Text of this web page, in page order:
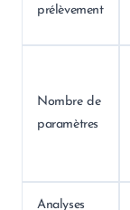
prélèvement
Nombre de
paramètres
Analyses